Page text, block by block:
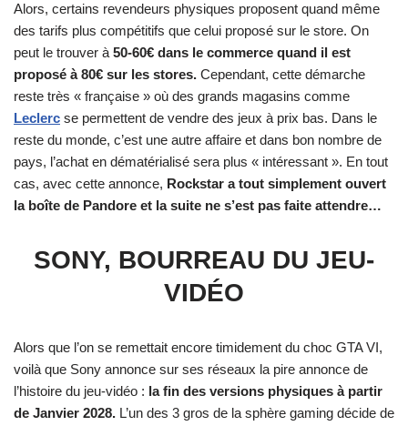
Alors, certains revendeurs physiques proposent quand même
des tarifs plus compétitifs que celui proposé sur le store. On
peut le trouver à50-60€ dans le commerce quand il est
proposé à 80€ sur les stores. Cependant, cette démarche
reste très « française » où des grands magasins comme
Leclerc se permettent de vendre des jeux à prix bas. Dans le
reste du monde, c’est une autre affaire et dans bon nombre de
pays, l’achat en dématérialisé sera plus « intéressant ». En tout
cas, avec cette annonce, Rockstar a tout simplement ouvert
la boîte de Pandore et la suite ne s’est pas faite attendre…
SONY, BOURREAU DU JEU-
VIDÉO
Alors que l’on se remettait encore timidement du choc GTA VI,
voilà que Sony annonce sur ses réseaux la pire annonce de
l’histoire du jeu-vidéo : la fin des versions physiques à partir
de Janvier 2028. L’un des 3 gros de la sphère gaming décide de